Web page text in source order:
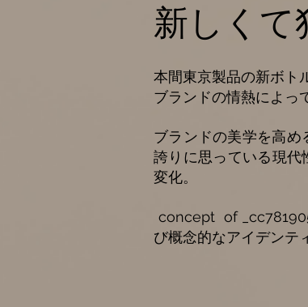
新しくて
本間東京製品の新ボト
ブランドの情熱によっ
ブランドの美学を高め
誇りに思っている現代
変化。
concept of
び概念的なアイデンテ